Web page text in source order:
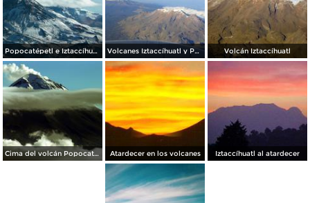
Popocatépetl e Iztaccíhuatl Volcanes Iztaccíhuatl y Popocatépetl Volcán Iztaccíhuatl
Cima del volcán Popocatépetl Atardecer en los volcanes Iztaccíhuatl al atardecer